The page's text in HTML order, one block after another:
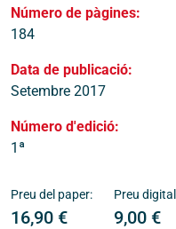
Número de pàgines:
184
Data de publicació:
Setembre 2017
Número d'edició:
1ª
Preu del paper:
16,90 €
Preu
9,00 €